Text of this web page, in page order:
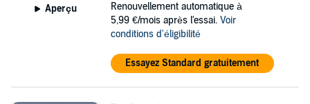
Aperçu
Renouvellement automatique à
5,99 €/mois après l'essai. Voir
conditions d'éligibilité
Essayez Standard gratuitement